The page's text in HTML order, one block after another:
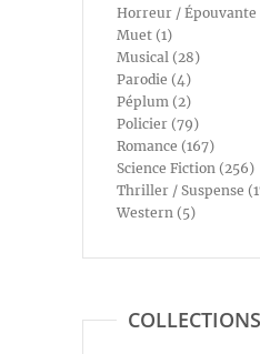
Horreur / Épouvante
Muet (1)
Musical (28)
Parodie (4)
Péplum (2)
Policier (79)
Romance (167)
Science Fiction (256)
Thriller / Suspense
Western (5)
COLLECTIONS